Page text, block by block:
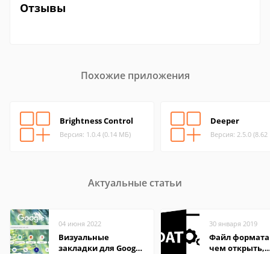
Отзывы
Похожие приложения
Brightness Control
Версия: 1.0.4 (0.14 МБ)
Deeper
Версия: 2.5.0
Актуальные статьи
04 июня 2022
Визуальные
закладки для Google
30 января 2019
Файл формата
чем открыть,